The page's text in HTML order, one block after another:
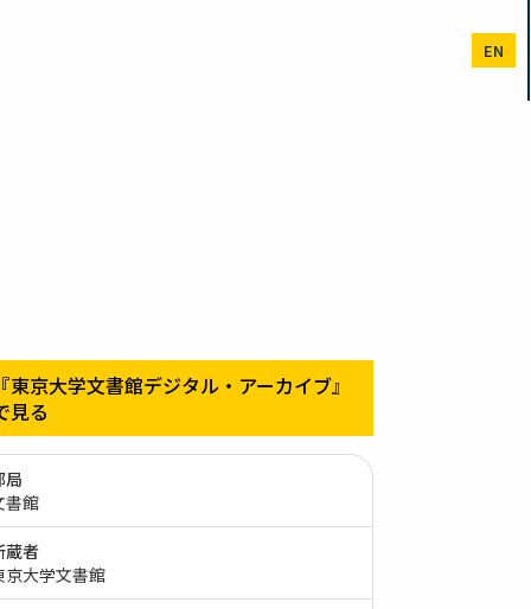
EN
『東京大学文書館デジタル・アーカイブ』
見る
局
書館
蔵者
京大学文書館